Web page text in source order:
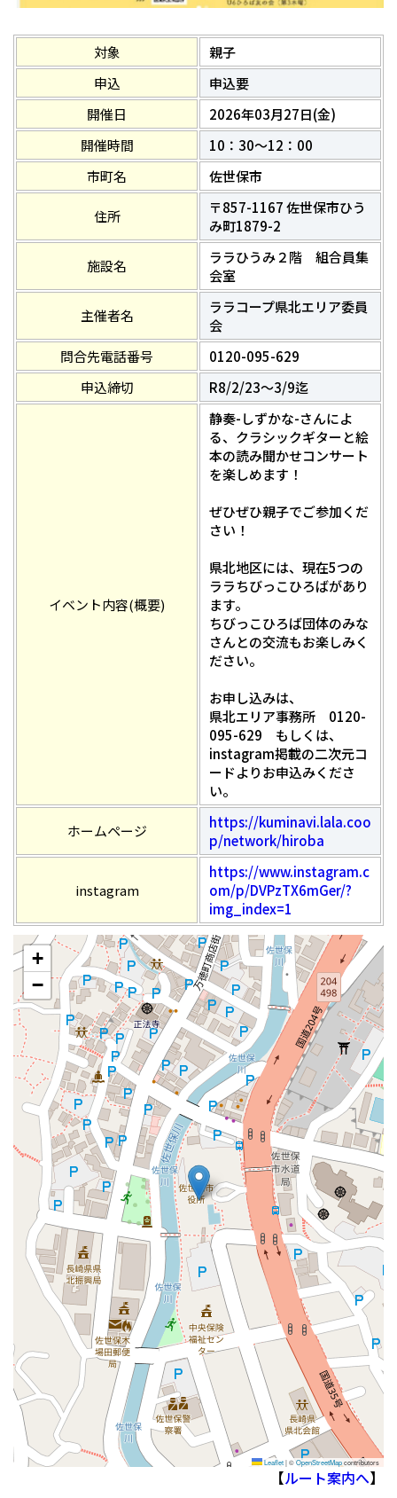
対象
親子
申込
申込要
開催日
2026年03月27日(金)
開催時間
10：30～12：00
市町名
佐世保市
住所
〒857-1167 佐世保市ひう
み町1879-2
施設名
ララひうみ２階 組合員集
会室
主催者名
ララコープ県北エリア委員
会
問合先電話番号
0120-095-629
申込締切
R8/2/23～3/9迄
イベント内容(概要)
静奏-しずかな-さんによ
る、クラシックギターと絵
本の読み聞かせコンサート
を楽しめます！
ぜひぜひ親子でご参加くだ
さい！
県北地区には、現在5つの
ララちびっこひろばがあり
ます。
ちびっこひろば団体のみな
さんとの交流もお楽しみく
ださい。
お申し込みは、
県北エリア事務所 0120-
095-629 もしくは、
instagram掲載の二次元コ
ードよりお申込みくださ
い。
ホームページ
https://kuminavi.lala.coo
p/network/hiroba
instagram
https://www.instagram.c
om/p/DVPzTX6mGer/?
img_index=1
+
−
Leaflet|©OpenStreetMapcontributors
【ルート案内へ】